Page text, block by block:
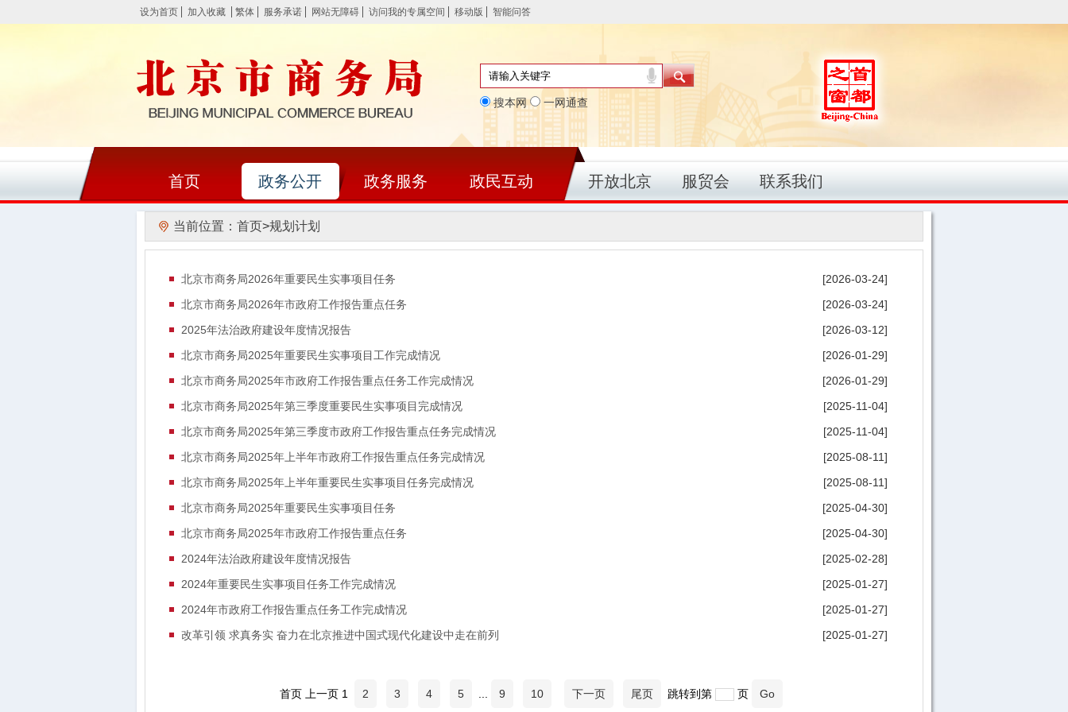
设为首页 加入收藏 繁体 服务承诺 网站无障碍 访问我的专属空间 移动版 智能问答
搜本网 一网通查
首页 政务公开 政务服务 政民互动 开放北京 服贸会 联系我们
当前位置： 首页>规划计划
北京市商务局2026年重要民生实事项目任务
[2026-03-24]
北京市商务局2026年市政府工作报告重点任务
[2026-03-24]
2025年法治政府建设年度情况报告
[2026-03-12]
北京市商务局2025年重要民生实事项目工作完成情况
[2026-01-29]
北京市商务局2025年市政府工作报告重点任务工作完成情况
[2026-01-29]
北京市商务局2025年第三季度重要民生实事项目完成情况
[2025-11-04]
北京市商务局2025年第三季度市政府工作报告重点任务完成情况
[2025-11-04]
北京市商务局2025年上半年市政府工作报告重点任务完成情况
[2025-08-11]
北京市商务局2025年上半年重要民生实事项目任务完成情况
[2025-08-11]
北京市商务局2025年重要民生实事项目任务
[2025-04-30]
北京市商务局2025年市政府工作报告重点任务
[2025-04-30]
2024年法治政府建设年度情况报告
[2025-02-28]
2024年重要民生实事项目任务工作完成情况
[2025-01-27]
2024年市政府工作报告重点任务工作完成情况
[2025-01-27]
改革引领 求真务实 奋力在北京推进中国式现代化建设中走在前列
[2025-01-27]
首页 上一页 1 2 3 4 5 9 10 下一页 尾页 跳转到第 页 Go